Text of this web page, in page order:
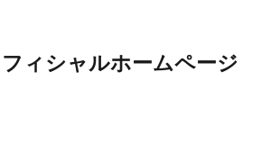
ィシャルホームページ